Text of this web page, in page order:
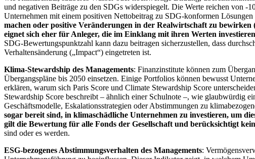
und negativen Beiträge zu den SDGs widerspiegelt. Die Werte reichen von
Unternehmen mit einem positiven Nettobeitrag zu SDG-konformen Lösungen
machen oder positive Veränderungen in der Realwirtschaft zu
eignet sich eher für Anleger, die im Einklang mit ihren Werten
SDG-Bewertungspunktzahl kann dazu beitragen sicherzustellen, dass
Verhaltensänderung („Impact“) eingetreten ist.
Klima-Stewardship des Managements: Finanzinstitute können zum
Übergangspläne bis 2050 einsetzen. Einige Portfolios können bewusst
erklären, warum sich Paris Score und Climate Stewardship Score
Stewardship Score beschreibt – ähnlich einer Schulnote –, wie glaubwürdig
Geschäftsmodelle, Eskalationsstrategien oder Abstimmungen zu
sogar bereit sind, in klimaschädliche Unternehmen zu investieren, um
gilt die Bewertung für alle Fonds der Gesellschaft und berücksichtigt
sind oder es werden.
ESG-bezogenes Abstimmungsverhalten des Managements: